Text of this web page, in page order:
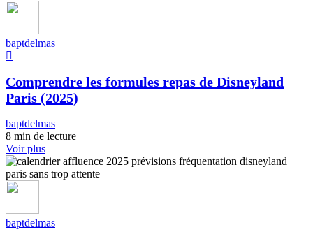
baptdelmas
Comprendre les formules repas de Disneyland
Paris (2025)
baptdelmas
8 min de lecture
Voir plus
baptdelmas